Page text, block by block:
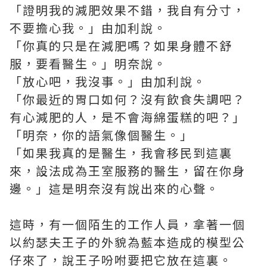
「證明我的減肥效果不錯，我自有分寸，
不要擔心我。」由加利說。
「你真的只是在減肥嗎？如果身體不舒
服，要看醫生。」明奈說。
「放心吧，我沒事。」由加利說。
「你最近的胃口如何？沒有飲食失調吧？
有心減肥的人，是不會海綿蛋糕的吧？」
「明奈，你的語氣像個醫生。」
「如果我真的是醫生，我會移民到這裏
來，設法成為王室服務的醫生，留在你身
邊。」這是明奈沒有說出來的心聲。
這時，有一個陌生的工作人員，拿著一個
以約瑟夫王子的外貌為藍本造成的模型公
仔來了，說王子吩咐要把它放在這裏。